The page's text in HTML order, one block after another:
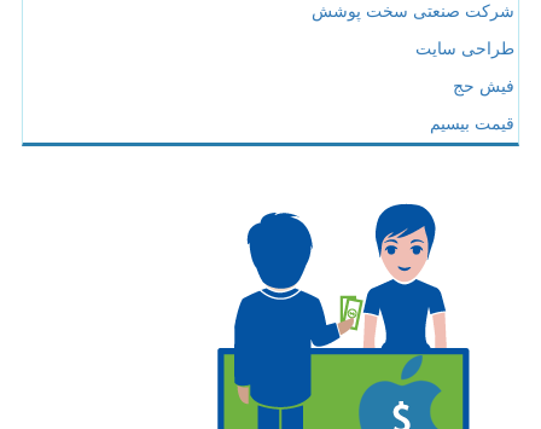
شرکت صنعتی سخت پوشش
طراحی سایت
فیش حج
قیمت بیسیم